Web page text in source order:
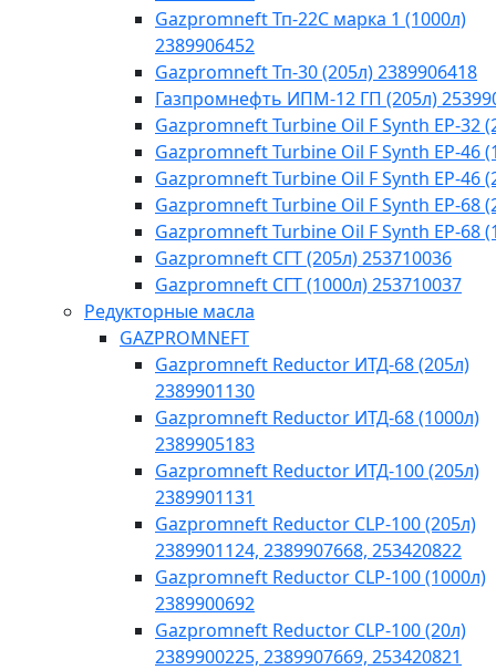
Gazpromneft Тп-22С марка 1 (1000л)
2389906452
Gazpromneft Тп-30 (205л) 2389906418
Газпромнефть ИПМ-12 ГП (205л)
Gazpromneft Turbine Oil F Synth EP-32
Gazpromneft Turbine Oil F Synth EP-46
Gazpromneft Turbine Oil F Synth EP-46
Gazpromneft Turbine Oil F Synth EP-68
Gazpromneft Turbine Oil F Synth EP-68
Gazpromneft СГТ (205л) 253710036
Gazpromneft СГТ (1000л) 253710037
Редукторные масла
GAZPROMNEFT
Gazpromneft Reductor ИТД-68 (205л)
2389901130
Gazpromneft Reductor ИТД-68 (1000л)
2389905183
Gazpromneft Reductor ИТД-100 (205л)
2389901131
Gazpromneft Reductor CLP-100 (205л)
2389901124, 2389907668, 253420822
Gazpromneft Reductor CLP-100 (1000л)
2389900692
Gazpromneft Reductor CLP-100 (20л)
2389900225, 2389907669, 253420821